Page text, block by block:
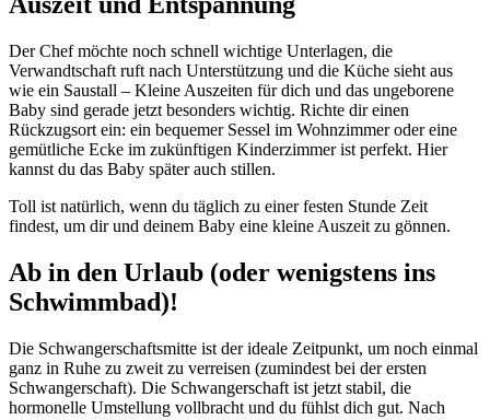
Der Chef möchte noch schnell wichtige Unterlagen, die
Verwandtschaft ruft nach Unterstützung und die Küche sieht aus
wie ein Saustall – Kleine Auszeiten für dich und das ungeborene
Baby sind gerade jetzt besonders wichtig. Richte dir einen
Rückzugsort ein: ein bequemer Sessel im Wohnzimmer oder eine
gemütliche Ecke im zukünftigen Kinderzimmer ist perfekt. Hier
kannst du das Baby später auch stillen.
Toll ist natürlich, wenn du täglich zu einer festen Stunde Zeit
findest, um dir und deinem Baby eine kleine Auszeit zu gönnen.
Ab in den Urlaub (oder wenigstens ins
Schwimmbad)!
Die Schwangerschaftsmitte ist der ideale Zeitpunkt, um noch einmal
ganz in Ruhe zu zweit zu verreisen (zumindest bei der ersten
Schwangerschaft). Die Schwangerschaft ist jetzt stabil, die
hormonelle Umstellung vollbracht und du fühlst dich gut. Nach